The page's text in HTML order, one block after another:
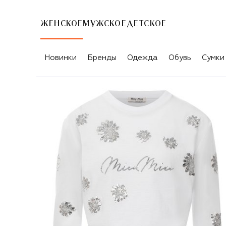
ЖЕНСКОЕ МУЖСКОЕ ДЕТСКОЕ
Новинки Бренды Одежда Обувь Сумки